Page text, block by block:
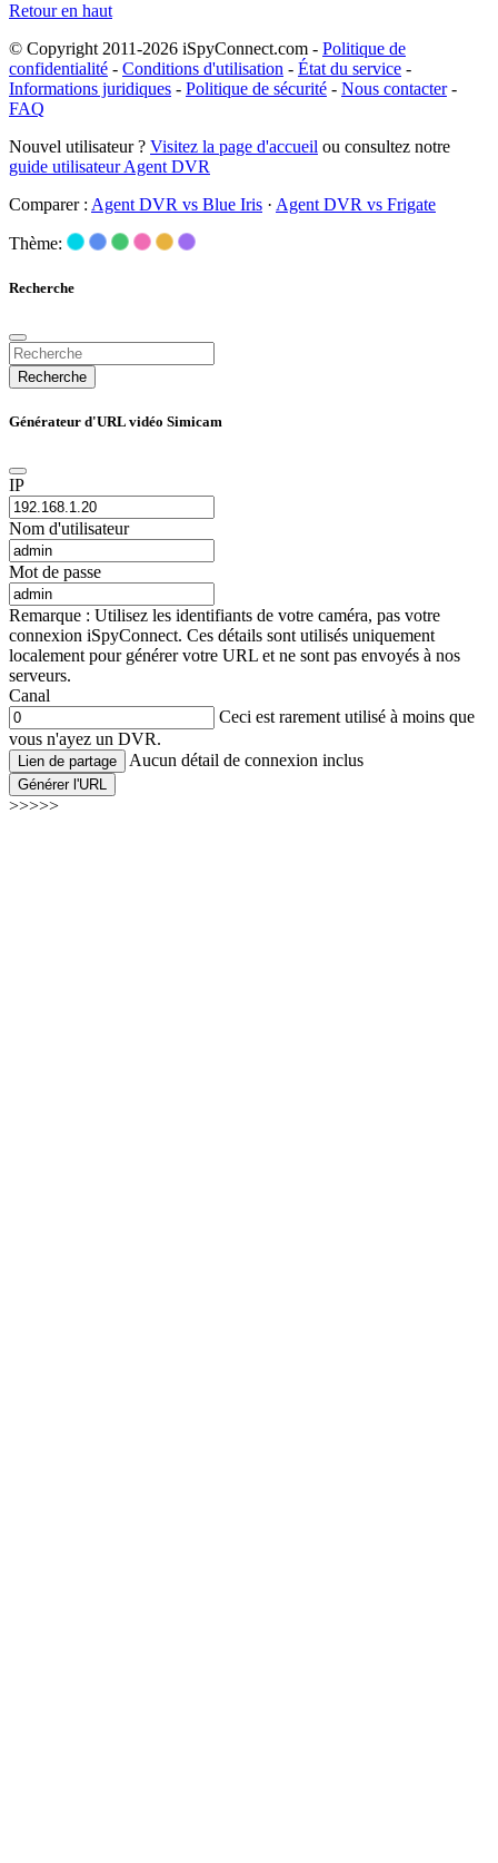
Retour en haut
© Copyright 2011-2026 iSpyConnect.com - Politique de
confidentialité - Conditions d'utilisation - État du service -
Informations juridiques - Politique de sécurité - Nous contacter-
FAQ
Nouvel utilisateur ? Visitez la page d'accueil ou consultez notre
guide utilisateur Agent DVR
Comparer : Agent DVR vs Blue Iris · Agent DVR vs Frigate
Thème:
Recherche
Recherche
Générateur d'URL vidéo Simicam
IP
Nom d'utilisateur
Mot de passe
Remarque : Utilisez les identifiants de votre caméra, pas votre
connexion iSpyConnect. Ces détails sont utilisés uniquement
localement pour générer votre URL et ne sont pas envoyés à nos
serveurs.
Canal
Ceci est rarement utilisé à moins que
vous n'ayez un DVR.
Lien de partage Aucun détail de connexion inclus
Générer l'URL
>>>>>